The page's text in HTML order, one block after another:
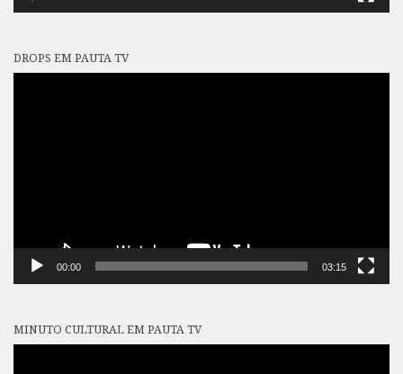
DROPS EM PAUTA TV
00:00 03:15
MINUTO CULTURAL EM PAUTA TV